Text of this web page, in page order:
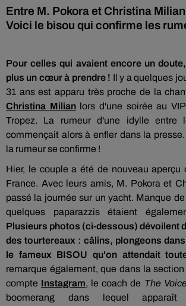
Entre M. Pokora et Christina
Voici le bisou qui confirme les
Pour celles qui avaient encore un doute,
plus un cœur à prendre ! Il y a quelques
31 ans est apparu très proche de la
Christina Milianlors d'une soirée auVIP
Tropez. La rumeur d'une idylle entre
commençait alors à enfler dans la presse.
la rumeur se confirme !
Hier, le couple a été de nouveau aperçu
France. Avec leurs amis, M. Pokora et
passé la journée sur un yacht. Manque
quelques paparazzis étaient
Plusieurs photos (ci-dessous) dévoilent
des tourtereaux : câlins, plongeons
le fameux BISOU qu'on attendait
remarque également, que dans la section
compte Instagram, le coach de The
boomerang dans lequel apparaît